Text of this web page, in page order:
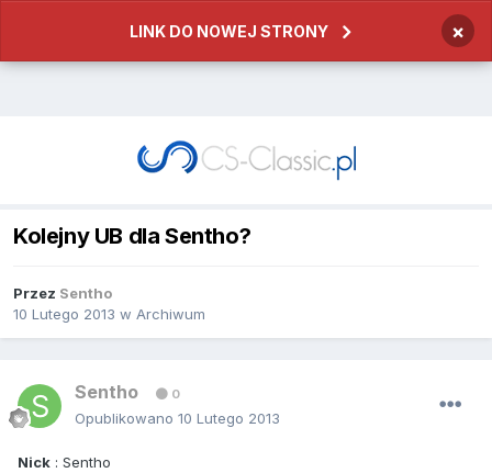
LINK DO NOWEJ STRONY ×
Kolejny UB dla Sentho?
Przez Sentho
10 Lutego 2013 w Archiwum
Sentho 0
Opublikowano 10 Lutego 2013
Nick : Sentho